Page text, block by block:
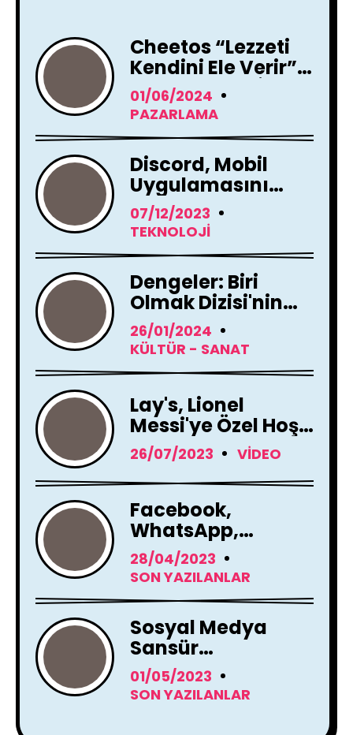
Cheetos “Lezzeti
Kendini Ele Verir”
Reklam Filmi İle
Yayında !
01/06/2024
PAZARLAMA
Discord, Mobil
Uygulamasını
Tamamen
Yenileme Kararı
07/12/2023
TEKNOLOJI
Dengeler: Biri
Olmak Dizisi'nin
Çekimleri Başladı !
26/01/2024
KÜLTÜR - SANAT
Lay's, Lionel
Messi'ye Özel Hoş
Geldin Mesajı!
26/07/2023 VIDEO
Facebook,
WhatsApp,
Instagram Yapay
Zeka Araçları
Kullanacak
28/04/2023
SON YAZILANLAR
Sosyal Medya
Sansür
Tartışmaları
01/05/2023
SON YAZILANLAR